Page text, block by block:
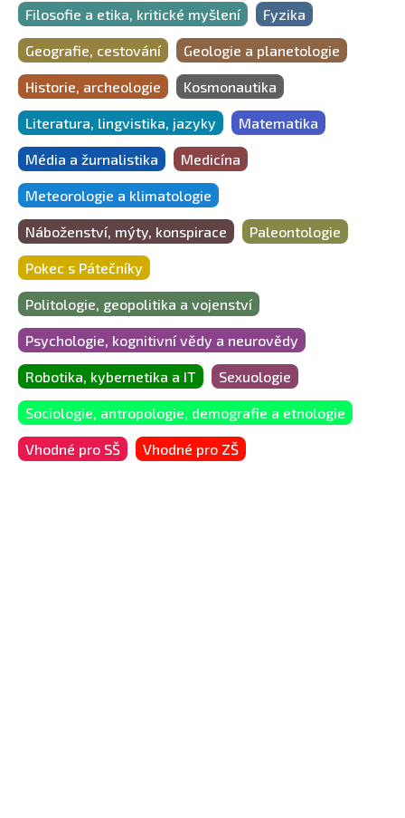
Filosofie a etika, kritické myšlení Fyzika
Geografie, cestování Geologie a planetologie
Historie, archeologie Kosmonautika
Literatura, lingvistika, jazyky Matematika
Média a žurnalistika Medicína
Meteorologie a klimatologie
Náboženství, mýty, konspirace Paleontologie
Pokec s Pátečníky
Politologie, geopolitika a vojenství
Psychologie, kognitivní vědy a neurovědy
Robotika, kybernetika a IT Sexuologie
Sociologie, antropologie, demografie a etnologie
Vhodné pro SŠ Vhodné pro ZŠ